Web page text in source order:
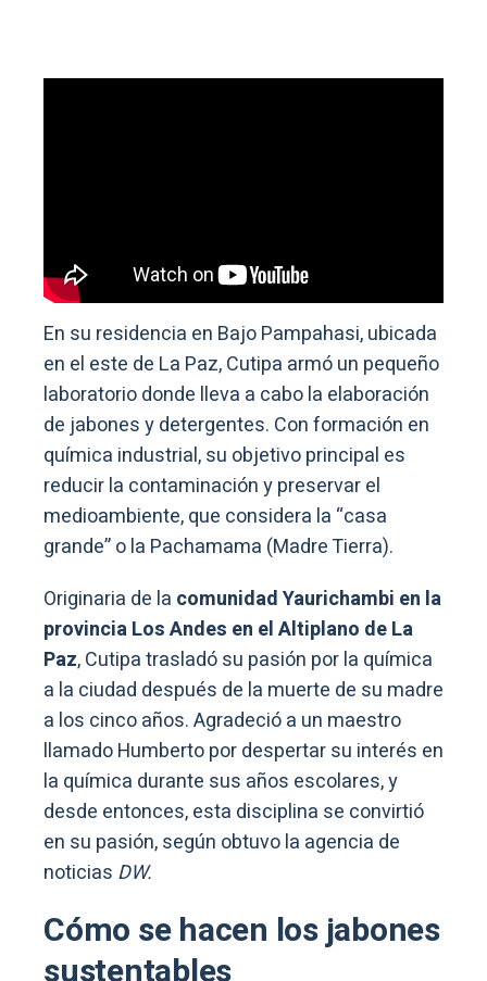
En su residencia en Bajo Pampahasi, ubicada
en el este de La Paz, Cutipa armó un pequeño
laboratorio donde lleva a cabo la elaboración
de jabones y detergentes. Con formación en
química industrial, su objetivo principal es
reducir la contaminación y preservar el
medioambiente, que considera la “casa
grande” o la Pachamama (Madre Tierra).
Originaria de la comunidad Yaurichambi en la
provincia Los Andes en el Altiplano de La
Paz, Cutipa trasladó su pasión por la química
a la ciudad después de la muerte de su madre
a los cinco años. Agradeció a un maestro
llamado Humberto por despertar su interés en
la química durante sus años escolares, y
desde entonces, esta disciplina se convirtió
en su pasión, según obtuvo la agencia de
noticias DW.
Cómo se hacen los jabones